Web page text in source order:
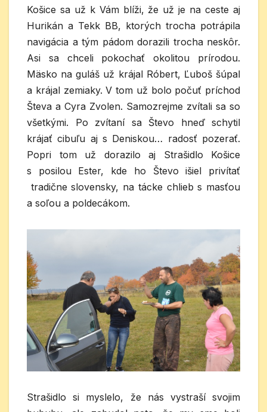
Košice sa už k Vám blíži, že už je na ceste aj
Hurikán a Tekk BB, ktorých trocha potrápila
navigácia a tým pádom dorazili trocha neskôr.
Asi sa chceli pokochať okolitou prírodou.
Mäsko na guláš už krájal Róbert, Ľuboš šúpal
a krájal zemiaky. V tom už bolo počuť príchod
Števa a Cyra Zvolen. Samozrejme zvítali sa so
všetkými. Po zvítaní sa Števo hneď schytil
krájať cibuľu aj s Deniskou… radosť pozerať.
Popri tom už dorazilo aj Strašidlo Košice
s posilou Ester, kde ho Števo išiel privítať
tradične slovensky, na tácke chlieb s masťou
a soľou a poldecákom.
Strašidlo si myslelo, že nás vystraší svojim